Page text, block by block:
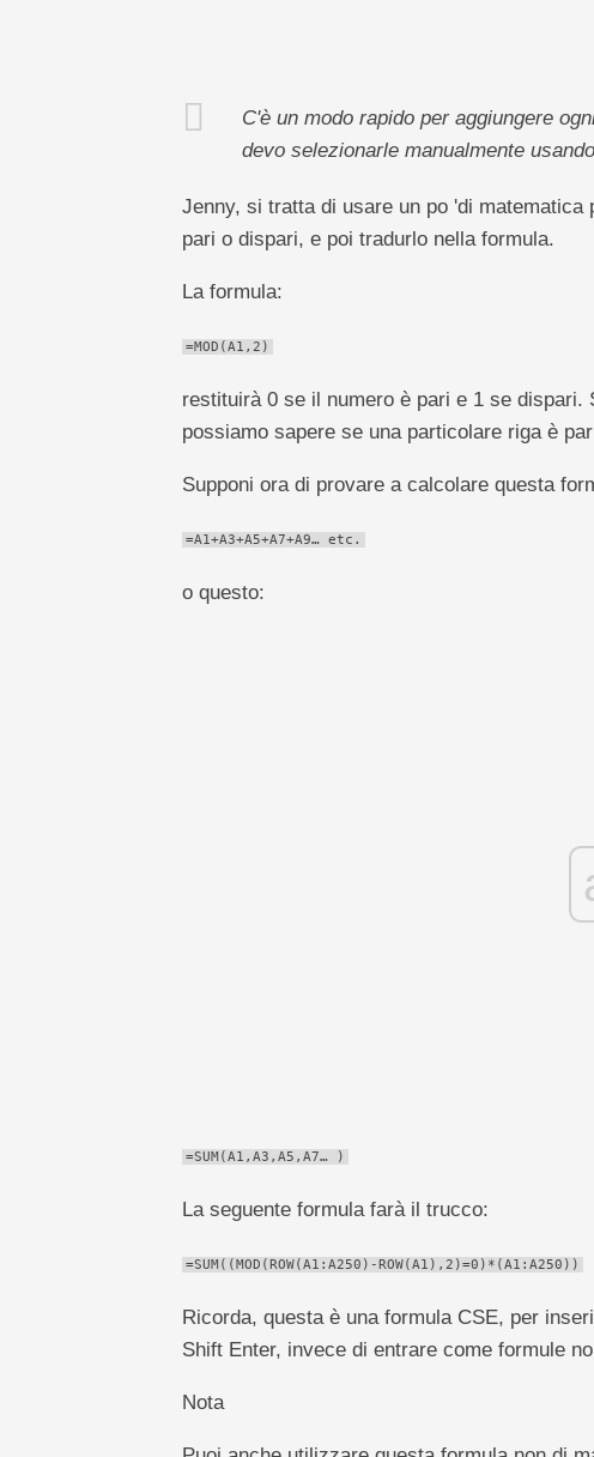
C'è un modo rapido per aggiungere
devo selezionarle manualmente
Jenny, si tratta di usare un po 'di
pari o dispari, e poi tradurlo nella formula.
La formula:
=MOD(A1,2)
restituirà 0 se il numero è pari e 1 se
possiamo sapere se una particolare riga è
Supponi ora di provare a calcolare questa
=A1+A3+A5+A7+A9… etc.
o questo:
=SUM(A1,A3,A5,A7… )
La seguente formula farà il trucco:
=SUM((MOD(ROW(A1:A250)-ROW(A1),2)=0)*(A1:A250))
Ricorda, questa è una formula CSE, per
Shift Enter, invece di entrare come formule
Nota